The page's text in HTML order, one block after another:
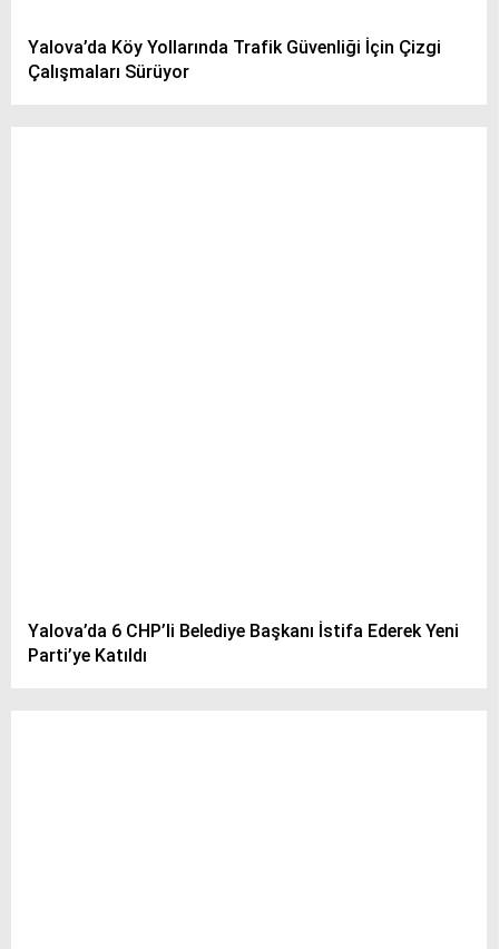
Yalova’da Köy Yollarında Trafik Güvenliği İçin Çizgi
Çalışmaları Sürüyor
Yalova’da 6 CHP’li Belediye Başkanı İstifa Ederek Yeni
Parti’ye Katıldı